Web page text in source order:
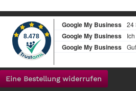
Eine Bestellung widerrufen